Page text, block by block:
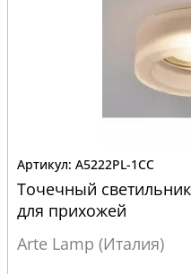
A5222PL-1CC
Точечный
для прихожей
Arte Lamp (Италия)